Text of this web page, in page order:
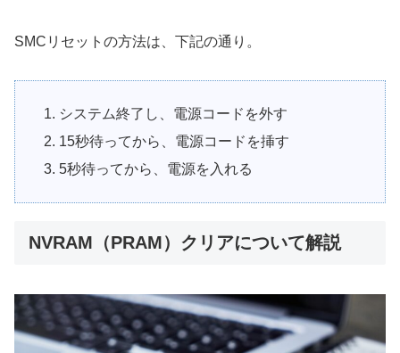
SMCリセットの方法は、下記の通り。
システム終了し、電源コードを外す
15秒待ってから、電源コードを挿す
5秒待ってから、電源を入れる
NVRAM（PRAM）クリアについて解説